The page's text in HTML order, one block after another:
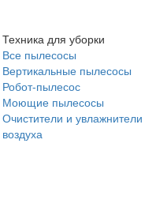
Техника для уборки
Все пылесосы
Вертикальные пылесосы
Робот-пылесос
Моющие пылесосы
Очистители и увлажнители
воздуха